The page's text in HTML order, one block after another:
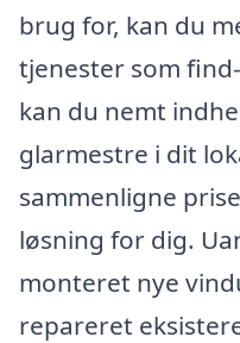
brug for, kan du
tjenester som
kan du nemt
glarmestre i dit
sammenligne
løsning for dig.
monteret nye
repareret